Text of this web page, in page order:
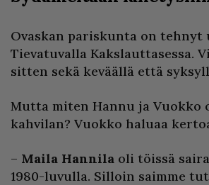
Ovaskan pariskunta on tehnyt
Tievatuvalla Kakslauttasessa.
sitten sekä keväällä että
Mutta miten Hannu ja
kahvilan? Vuokko haluaa
– Maila Hannila oli töissä
1980-luvulla. Silloin saimme